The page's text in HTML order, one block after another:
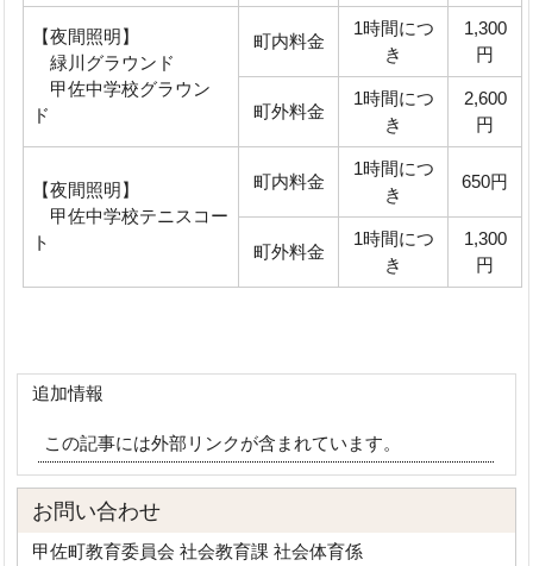
【夜間照明】
緑川グラウンド
甲佐中学校グラウン
ド
町内料金
1時間につ
き
1,300
円
町外料金
1時間につ
き
2,600
円
【夜間照明】
甲佐中学校テニスコー
ト
町内料金
1時間につ
き
650円
町外料金
1時間につ
き
1,300
円
追加情報
この記事には外部リンクが含まれています。
お問い合わせ
甲佐町教育委員会 社会教育課 社会体育係